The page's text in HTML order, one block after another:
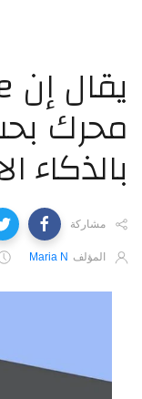
مشاركة
المؤلف Maria N